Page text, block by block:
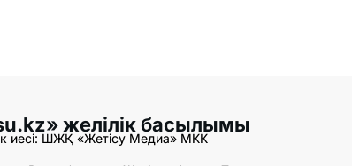
желілік басылымы
иесі: ШЖҚ «Жетісу Медиа» МКК